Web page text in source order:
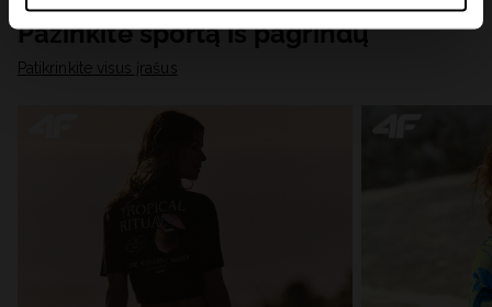
partnerių siūlomus sprendimus (pvz., socialinius tinklus).
Išsamią informaciją rasite mūsų Privatumo politikoje ir
skiltyje „Išsami informacija“.
Pažinkite sportą iš pagrindų
Patikrinkite visus įrašus